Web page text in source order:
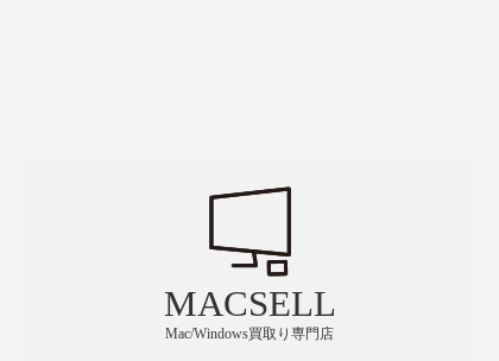
MACSELL
Mac/Windows買取り専門店